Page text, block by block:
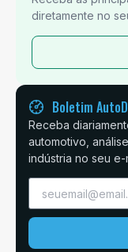
diretamente no
Boletim
Receba
automotivo,
indústria no seu